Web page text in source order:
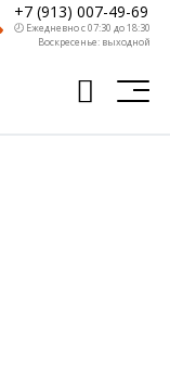
+7 (913) 007-49-69
🕗 Ежедневно с 07:30 до 18:30
Воскресенье: выходной